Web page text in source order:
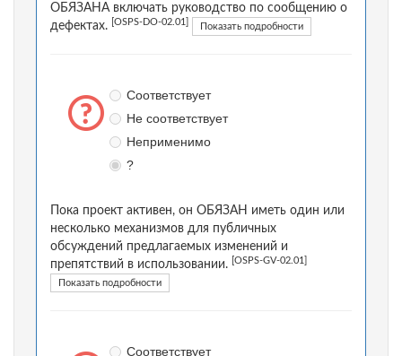
ОБЯЗАНА включать руководство по сообщению о
дефектах.
[OSPS-DO-02.01] Показать подробности
Соответствует
Не соответствует
Неприменимо
?
Пока проект активен, он ОБЯЗАН иметь один или
несколько механизмов для публичных
обсуждений предлагаемых изменений и
препятствий в использовании.
[OSPS-GV-02.01]
Показать подробности
Соответствует